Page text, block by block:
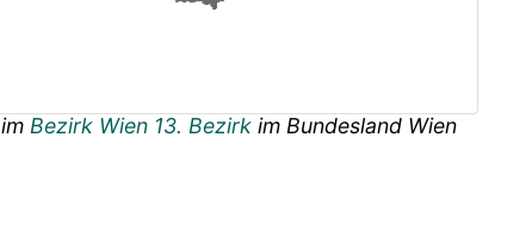
im Bezirk Wien 13. Bezirk im Bundesland Wien